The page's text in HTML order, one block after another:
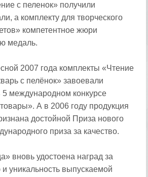
с пеленок» получили
а комплекту для творческого
компетентное жюри
медаль.
2007 года комплекты «Чтение
с пелёнок» завоевали
5 международном конкурсе
А в 2006 году продукция
достойной Приза нового
приза за качество.
вновь удостоена наград за
и уникальность выпускаемой